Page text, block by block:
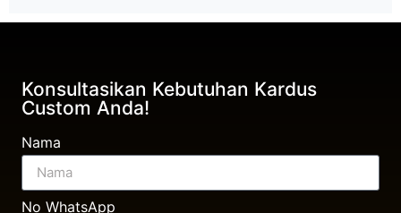
Konsultasikan Kebutuhan Kardus
Custom Anda!
Nama
No WhatsApp